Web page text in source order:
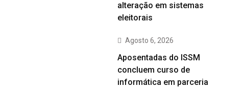
alteração em sistemas
eleitorais
Agosto 6, 2026
Aposentadas do ISSM
concluem curso de
informática em parceria